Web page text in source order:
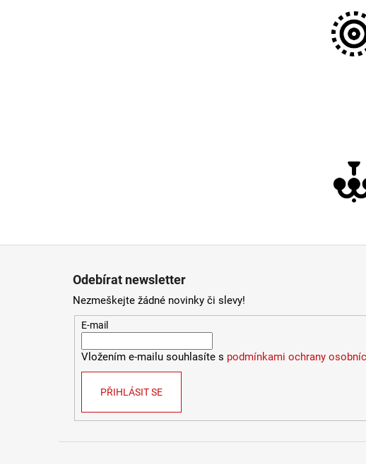
Odebírat newsletter
Nezmeškejte žádné novinky či slevy!
E-mail
Vložením e-mailu souhlasíte s podmínkami ochrany
PŘIHLÁSIT SE